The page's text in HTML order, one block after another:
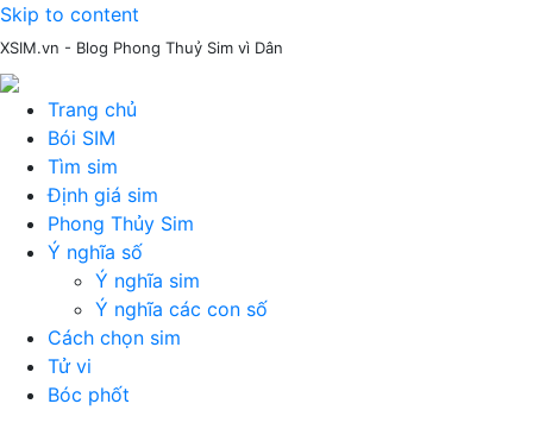
Skip to content
XSIM.vn - Blog Phong Thuỷ Sim vì Dân
Trang chủ
Bói SIM
Tìm sim
Định giá sim
Phong Thủy Sim
Ý nghĩa số
Ý nghĩa sim
Ý nghĩa các con số
Cách chọn sim
Tử vi
Bóc phốt